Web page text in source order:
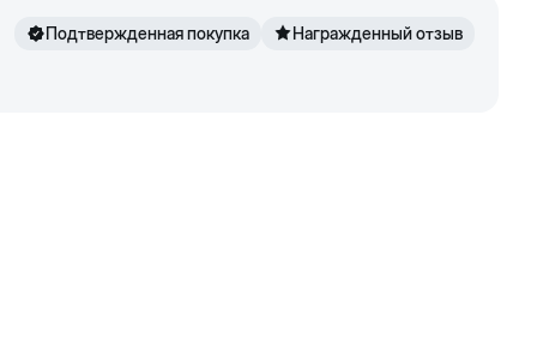
Подтвержденная покупка Награжденный отзыв